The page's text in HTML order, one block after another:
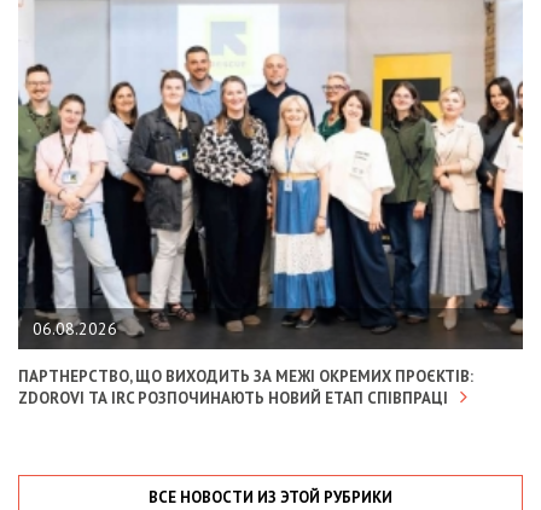
06.08.2026
ПАРТНЕРСТВО, ЩО ВИХОДИТЬ ЗА МЕЖІ ОКРЕМИХ ПРОЄКТІВ:
ZDOROVI ТА IRC РОЗПОЧИНАЮТЬ НОВИЙ ЕТАП СПІВПРАЦІ
ВСЕ НОВОСТИ ИЗ ЭТОЙ РУБРИКИ